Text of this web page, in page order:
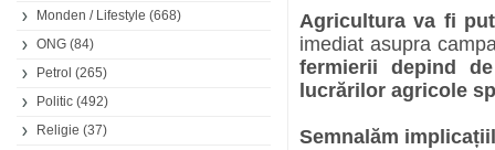
Monden / Lifestyle (668)
ONG (84)
Petrol (265)
Politic (492)
Religie (37)
Agricultura va fi
imediat asupra
fermierii depind
lucrărilor agricole
Semnalăm